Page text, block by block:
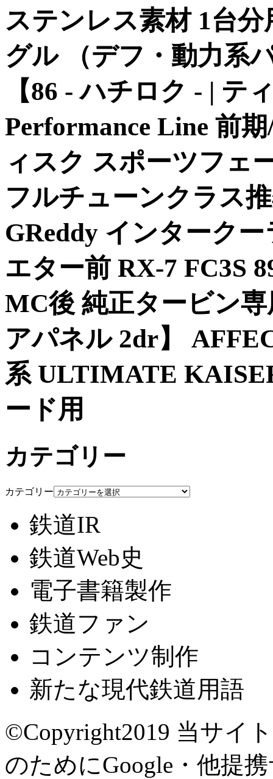
ステンレス素材 1台
グル （デフ・動力系
【86 - ハチロク - | テ
Performance Line 前
ィスク スポーツフェ
フルチューンクラス
GReddy インターク
エター前 RX-7 FC3S
MC後 純正タービン
アパネル 2dr】
系 ULTIMATE
ード用
カテゴリー
カテゴリー
鉄道IR
鉄道Web史
電子書籍製作
鉄道ファン
コンテンツ制作
新たな現代鉄道用語
©Copyright2019 当サイ
のためにGoogle・他提